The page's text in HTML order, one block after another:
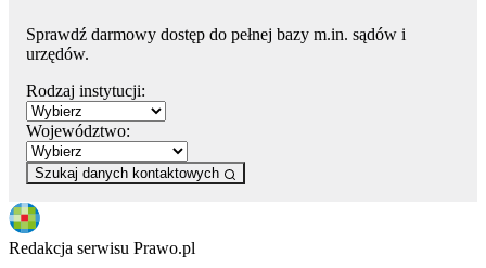
Sprawdź darmowy dostęp do pełnej bazy m.in. sądów i
urzędów.
Rodzaj instytucji:
Województwo:
Szukaj danych kontaktowych
Redakcja serwisu Prawo.pl